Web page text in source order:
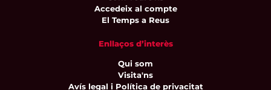
Accedeix al compte
El Temps a Reus
Enllaços d’interès
Qui som
Visita'ns
Avís legal i Política de privacitat